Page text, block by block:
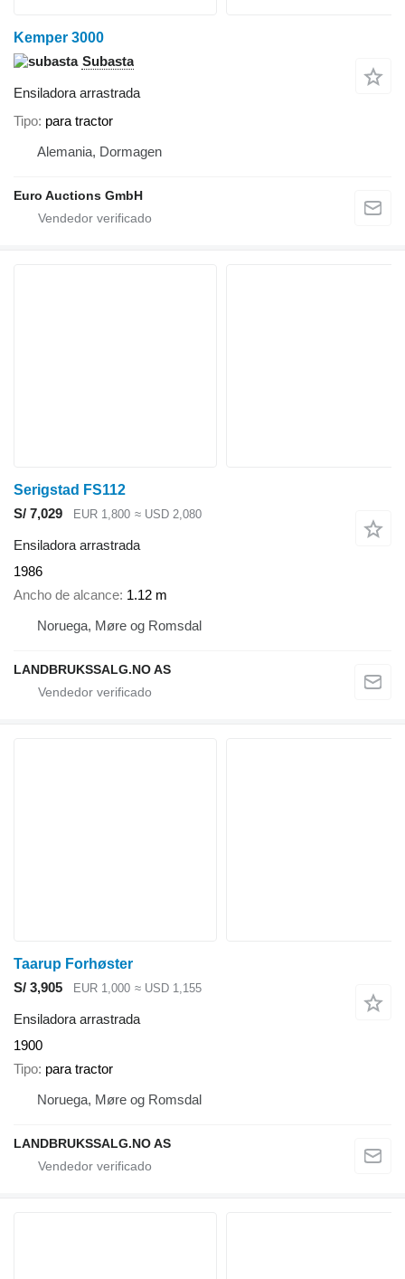
Kemper 3000
Subasta
Ensiladora arrastrada
Tipo para tractor
Alemania, Dormagen
Euro Auctions GmbH
Serigstad FS112
S/ 7,029
EUR 1,800 ≈ USD 2,080
Ensiladora arrastrada
1986
Ancho de alcance 1.12 m
Noruega, Møre og Romsdal
LANDBRUKSSALG.NO AS
Taarup Forhøster
S/ 3,905
EUR 1,000 ≈ USD 1,155
Ensiladora arrastrada
1900
Tipo para tractor
Noruega, Møre og Romsdal
LANDBRUKSSALG.NO AS